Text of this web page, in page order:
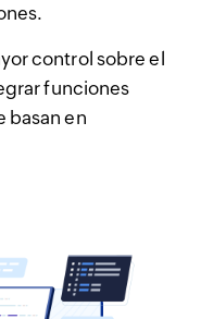
control sobre el
funciones
basan en